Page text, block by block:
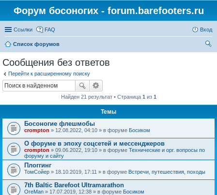
Форум босоногих - forum.barefooters.ru
Ссылки FAQ Вход
Список форумов
Сообщения без ответов
Перейти к расширенному поиску
Найден 21 результат • Страница 1 из 1
Темы
Босоногие флешмобы
crompton » 12.08.2022, 04:10 » в форуме Босиком
О форуме в эпоху соцсетей и мессенджеров
crompton » 09.06.2022, 19:10 » в форуме Технические и орг. вопросы по
форуму и сайту
Плоггинг
ТомСойер » 18.10.2019, 17:11 » в форуме Встречи, путешествия, походы
7th Baltic Barefoot Ultramarathon
OreMan » 17.07.2019, 12:38 » в форуме Босиком